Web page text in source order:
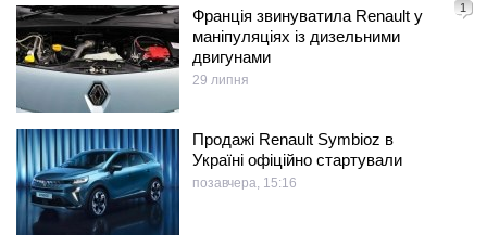
1
Франція звинуватила Renault у
маніпуляціях із дизельними
двигунами
29 липня
Продажі Renault Symbioz в
Україні офіційно стартували
позавчера, 15:16